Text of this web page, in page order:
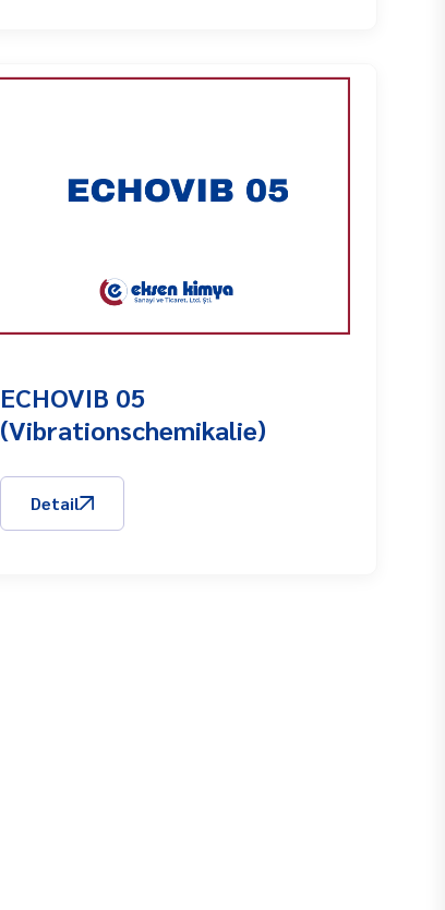
ECHOVIB 05
(Vibrationschemikalie)
Detail